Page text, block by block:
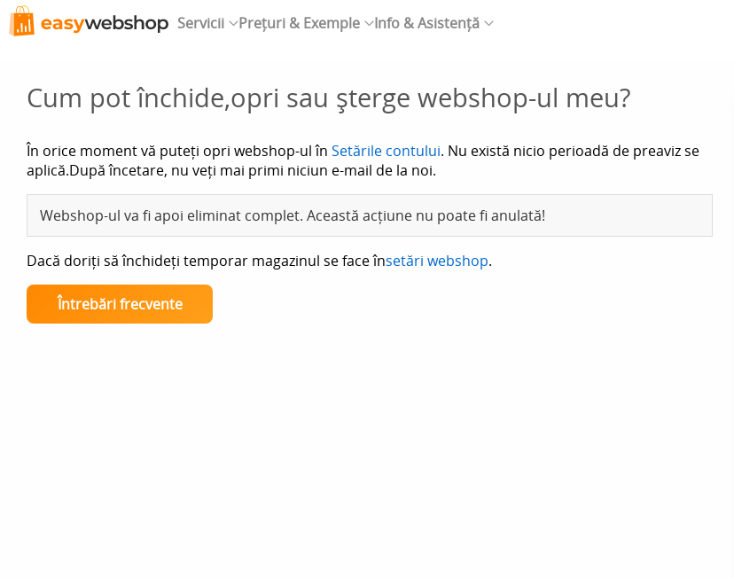
Servicii Prețuri & Exemple Info & Asistență
Cum pot închide,opri sau şterge webshop-ul meu?
În orice moment vă puteți opri webshop-ul în Setările contului. Nu există nicio perioadă de preaviz se
aplică.După încetare, nu veți mai primi niciun e-mail de la noi.
Webshop-ul va fi apoi eliminat complet. Această acțiune nu poate fi anulată!
Dacă doriți să închideți temporar magazinul se face însetări webshop.
Întrebări frecvente